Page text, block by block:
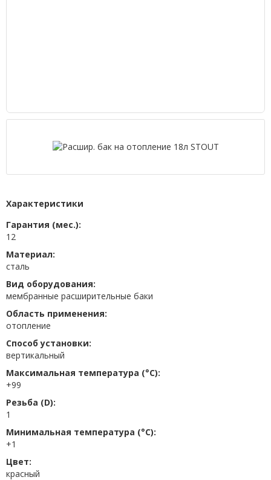
Характеристики
Гарантия (мес.):
12
Материал:
сталь
Вид оборудования:
мембранные расширительные баки
Область применения:
отопление
Способ установки:
вертикальный
Максимальная температура (°C):
+99
Резьба (D):
1
Минимальная температура (°C):
+1
Цвет:
красный